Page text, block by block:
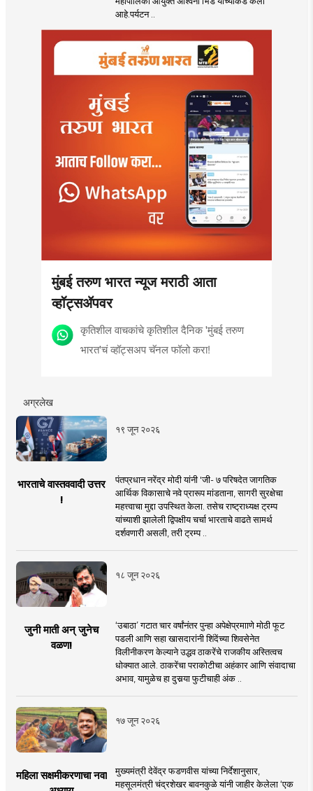
आयुक्तांना पत्र
आहे.पर्यटन ..
मुंबई तरुण भारत न्यूज मराठी आता
व्हॉट्सॲपवर
कृतिशील वाचकांचे कृतिशील दैनिक 'मुंबई तरुण
भारत'चं व्हॉट्सअप चॅनल फॉलो करा!
अग्रलेख
१९ जून २०२६
भारताचे वास्तववादी उत्तर
!
पंतप्रधान नरेंद्र मोदी यांनी 'जी- ७ परिषदेत जागतिक
आर्थिक विकासाचे नवे प्रारूप मांडताना, सागरी सुरक्षेचा
महत्त्वाचा मुद्दा उपस्थित केला. तसेच राष्ट्राध्यक्ष ट्रम्प
यांच्याशी झालेली द्विपक्षीय चर्चा भारताचे वाढते सामर्थ
दर्शवणारी असली, तरी ट्रम्प ..
१८ जून २०२६
जुनी माती अन् जुनेच
वळण!
‘उबाठा’ गटात चार वर्षांनंतर पुन्हा अपेक्षेप्रमााणे मोठी फूट
पडली आणि सहा खासदारांनी शिंदेंच्या शिवसेनेत
विलीनीकरण केल्याने उद्धव ठाकरेंचे राजकीय अस्तित्वच
धोक्यात आले. ठाकरेंचा पराकोटीचा अहंकार आणि संवादाचा
अभाव, यामुळेच हा दुसर्‍या फुटीचाही अंक ..
१७ जून २०२६
महिला सक्षमीकरणाचा नवा
मुख्यमंत्री देवेंद्र फडणवीस यांच्या निर्देशानुसार,
महसूलमंत्री चंद्रशेखर बावनकुळे यांनी जाहीर केलेला ‘एक